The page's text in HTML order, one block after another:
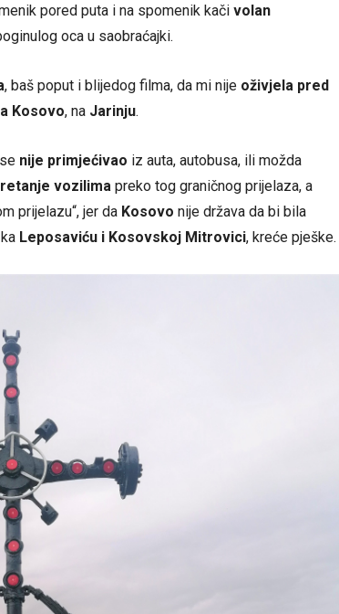
pored puta i na spomenik kači volan
oca u saobraćajki.
, baš poput i blijedog filma, da mi nije oživjela pred
Kosovo, na Jarinju.
nije primjećivao iz auta, autobusa, ili možda
vozilima preko tog graničnog prijelaza, a
prijelazu“, jer da Kosovo nije država da bi bila
Leposaviću i Kosovskoj Mitrovici, kreće pješke.